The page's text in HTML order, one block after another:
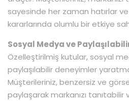
sayesinde her zaman hatırlar
kararlarında olumlu bir etkiye
Sosyal Medya ve
Özelleştirilmiş kutular, sosyal
paylaşılabilir deneyimler
Müşterileriniz, benzersiz ve
paylaşarak markanızı tanıtabilir